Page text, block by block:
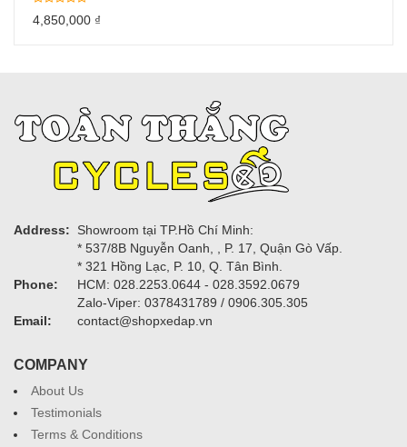
4,850,000 ₫
Address:
Showroom tại TP.Hồ Chí Minh:
* 537/8B Nguyễn Oanh, , P. 17, Quận Gò Vấp.
* 321 Hồng Lạc, P. 10, Q. Tân Bình.
Phone:
HCM: 028.2253.0644 - 028.3592.0679
Zalo-Viper: 0378431789 / 0906.305.305
Email:
contact@shopxedap.vn
COMPANY
About Us
Testimonials
Terms & Conditions